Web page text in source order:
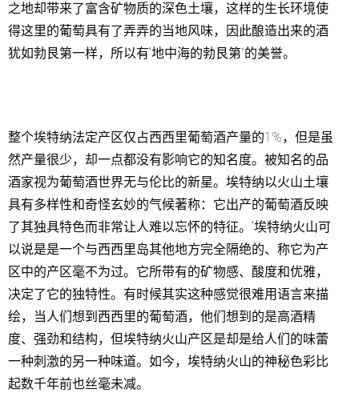
之地却带来了富含矿物质的深色土壤，这样的生长环境使
得这里的葡萄具有了弄弄的当地风味，因此酿造出来的酒
犹如勃艮第一样，所以有“地中海的勃艮第”的美誉。
整个埃特纳法定产区仅占西西里葡萄酒产量的1%，但是虽
然产量很少，却一点都没有影响它的知名度。被知名的品
酒家视为葡萄酒世界无与伦比的新星。埃特纳以火山土壤
具有多样性和奇怪玄妙的气候著称：它出产的葡萄酒反映
了其独具特色而非常让人难以忘怀的特征。“埃特纳火山可
以说是是一个与西西里岛其他地方完全隔绝的、称它为产
区中的产区毫不为过。它所带有的矿物感、酸度和优雅，
决定了它的独特性。有时候其实这种感觉很难用语言来描
绘，当人们想到西西里的葡萄酒，他们想到的是高酒精
度、强劲和结构，但埃特纳火山产区是却是给人们的味蕾
一种刺激的另一种味道。如今，埃特纳火山的神秘色彩比
起数千年前也丝毫未减。